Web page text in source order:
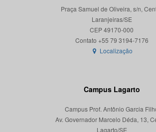
Praça Samuel de Oliveira, s/n,
Laranjeiras/SE
CEP 49170-000
Localização
Campus Lagarto
Campus Prof. Antônio Garcia
Av. Governador Marcelo Déda, 13,
Lagarto/SE